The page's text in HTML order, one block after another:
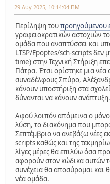
29 Αυγ 2025, 10:14:04 ΠΜ
Περίληψη τουπροηγούμενου
γραφειοκρατικών αστοχιών
ομάδα που αναπτύσσει και
LTSP/Epoptes/sch-scripts δεν
time) στην Τεχνική Στήριξη
Πάτρα. Έτσι ορίστηκε μια
συναδέλφους Σπύρο,
κάνουν υποστήριξη στα
δύνανται να κάνουν ανάπτυξη.
Αφού λοιπόν απόμεινα ο
λύση, το διακόνημα που
Σεπτέμβριο να ανεβάζω νέες
scripts καθώς και της
λίγες μέρες θα επιλύω όσα
αφορούν στον κώδικα αυτών
συνέχεια θα αποσύρομαι και
νέα ομάδα.